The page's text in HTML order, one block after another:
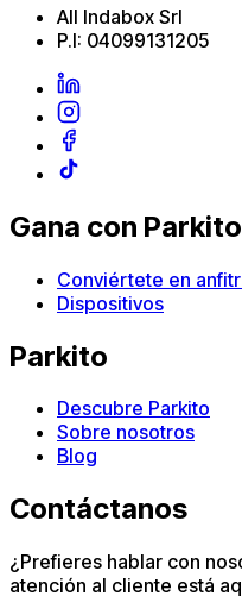
All Indabox Srl
P.I: 04099131205
Gana con Parkito
Conviértete en
Dispositivos
Parkito
Descubre Parkito
Sobre nosotros
Blog
Contáctanos
¿Prefieres hablar con
atención al cliente está